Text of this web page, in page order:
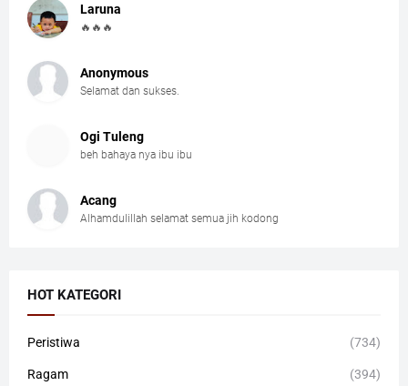
Laruna
🔥🔥🔥
Anonymous
Selamat dan sukses.
Ogi Tuleng
beh bahaya nya ibu ibu
Acang
Alhamdulillah selamat semua jih kodong
HOT KATEGORI
Peristiwa (734)
Ragam (394)